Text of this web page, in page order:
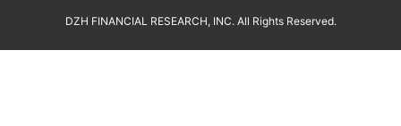
DZH FINANCIAL RESEARCH, INC. All Rights Reserved.